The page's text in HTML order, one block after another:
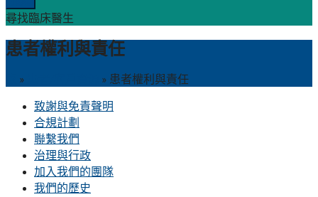
尋找臨床醫生
患者權利與責任
» » 患者權利與責任
致謝與免責聲明
合規計劃
聯繫我們
治理與行政
加入我們的團隊
我們的歷史